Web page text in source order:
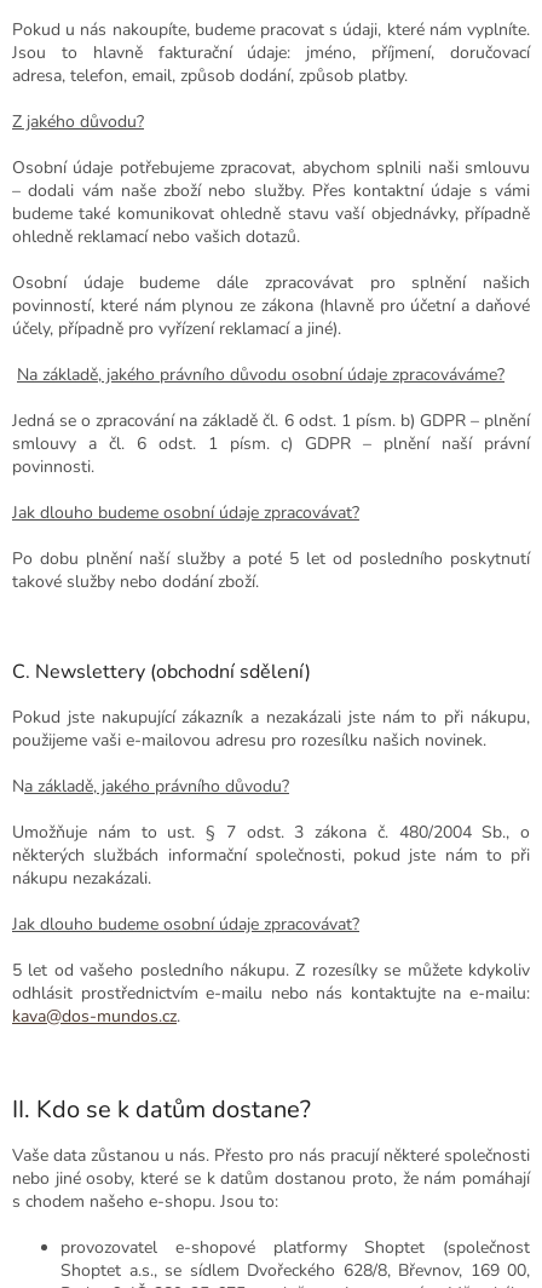
Pokud u nás nakoupíte, budeme pracovat s údaji, které nám vyplníte.
Jsou to hlavně fakturační údaje: jméno, příjmení, doručovací
adresa, telefon, email, způsob dodání, způsob platby.
Z jakého důvodu?
Osobní údaje potřebujeme zpracovat, abychom splnili naši smlouvu
– dodali vám naše zboží nebo služby. Přes kontaktní údaje s vámi
budeme také komunikovat ohledně stavu vaší objednávky, případně
ohledně reklamací nebo vašich dotazů.
Osobní údaje budeme dále zpracovávat pro splnění našich
povinností, které nám plynou ze zákona (hlavně pro účetní a daňové
účely, případně pro vyřízení reklamací a jiné).
Na základě, jakého právního důvodu osobní údaje zpracováváme?
Jedná se o zpracování na základě čl. 6 odst. 1 písm. b) GDPR – plnění
smlouvy a čl. 6 odst. 1 písm. c) GDPR – plnění naší právní
povinnosti.
Jak dlouho budeme osobní údaje zpracovávat?
Po dobu plnění naší služby a poté 5 let od posledního poskytnutí
takové služby nebo dodání zboží.
C. Newslettery (obchodní sdělení)
Pokud jste nakupující zákazník a nezakázali jste nám to při nákupu,
použijeme vaši e-mailovou adresu pro rozesílku našich novinek.
Na základě, jakého právního důvodu?
Umožňuje nám to ust. § 7 odst. 3 zákona č. 480/2004 Sb., o
některých službách informační společnosti, pokud jste nám to při
nákupu nezakázali.
Jak dlouho budeme osobní údaje zpracovávat?
5 let od vašeho posledního nákupu. Z rozesílky se můžete kdykoliv
odhlásit prostřednictvím e-mailu nebo nás kontaktujte na e-mailu:
kava@dos-mundos.cz.
II. Kdo se k datům dostane?
Vaše data zůstanou u nás. Přesto pro nás pracují některé společnosti
nebo jiné osoby, které se k datům dostanou proto, že nám pomáhají
s chodem našeho e-shopu. Jsou to:
provozovatel e-shopové platformy Shoptet (společnost
Shoptet a.s., se sídlem Dvořeckého 628/8, Břevnov, 169 00,